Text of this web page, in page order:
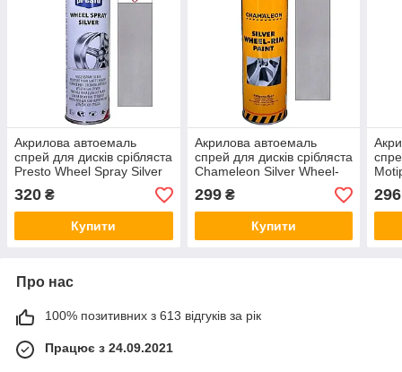
Акрилова автоемаль
спрей для дисків срібляста
Presto Wheel Spray Silver
RAL 9006 500мл
320 ₴
Купити
Акрилова автоемаль
спрей для дисків срібляста
Chameleon Silver Wheel-
Rim Spray Paint RAL 9006
500мл
299₴
Купити
296
Про нас
100% позитивних з 613 відгуків за рік
Працює з 24.09.2021